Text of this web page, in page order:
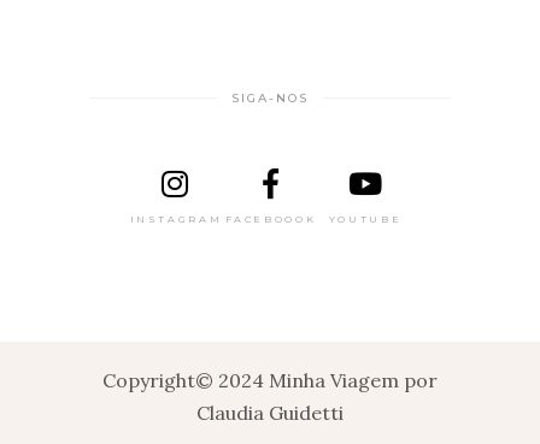
SIGA-NOS
INSTAGRAM FACEBOOOK YOUTUBE
Copyright© 2024 Minha Viagem por
Claudia Guidetti